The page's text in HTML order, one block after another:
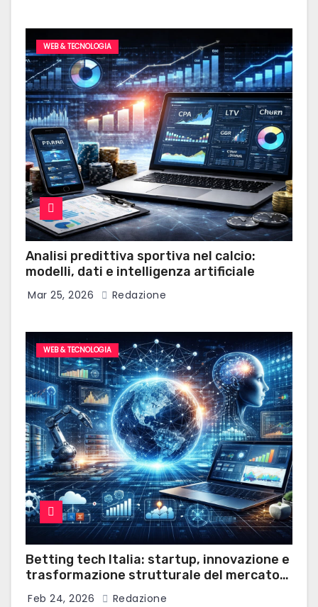
WEB & TECNOLOGIA
Analisi predittiva sportiva nel calcio:
modelli, dati e intelligenza artificiale
Mar 25, 2026 Redazione
WEB & TECNOLOGIA
Betting tech Italia: startup, innovazione e
trasformazione strutturale del mercato
delle scommesse sportive
Feb 24, 2026 Redazione